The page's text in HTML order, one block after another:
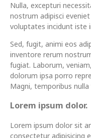
Nulla, excepturi
nostrum adipisci
voluptates incidunt iste
Sed, fugit, animi eos
inventore rerum
fugiat. Laborum,
dolorum ipsa porro
Magni, temporibus
Lorem ipsum dolor.
Lorem ipsum dolor sit
consectetur adipisicing